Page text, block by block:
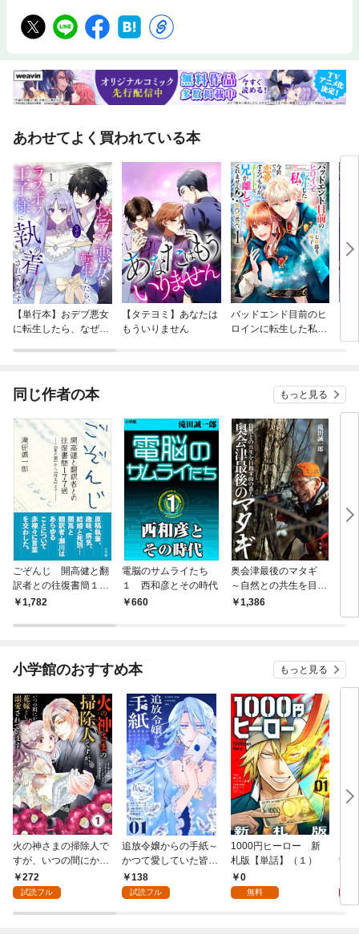
あわせてよく買われている本
【単行本】おデブ悪女
に転生したら、なぜか
【タテヨミ】あなたは
もういりません
バッドエンド目前のヒ
ロインに転生した私、
同じ作者の本 もっと見る
ごぞんじ 開高健と翻
訳者との往復書簡１７
７通1,782
電脳のサムライたち
１ 西和彦とその時代
660
奥会津最後のマタギ
～自然との共生を目指
す山の番人～
1,386
小学館のおすすめ本 もっと見る
火の神さまの掃除人で
すが、いつの間にか花
嫁として溺愛されてい
ます【単話】（１）
272
試読フル
追放令嬢からの手紙～
かつて愛していた皆さ
まへ 私のことなどお忘
れですか？～【単話】
138
試読フル
1000円ヒーロー 新
札版【単話】（１）
0
無料
9.5